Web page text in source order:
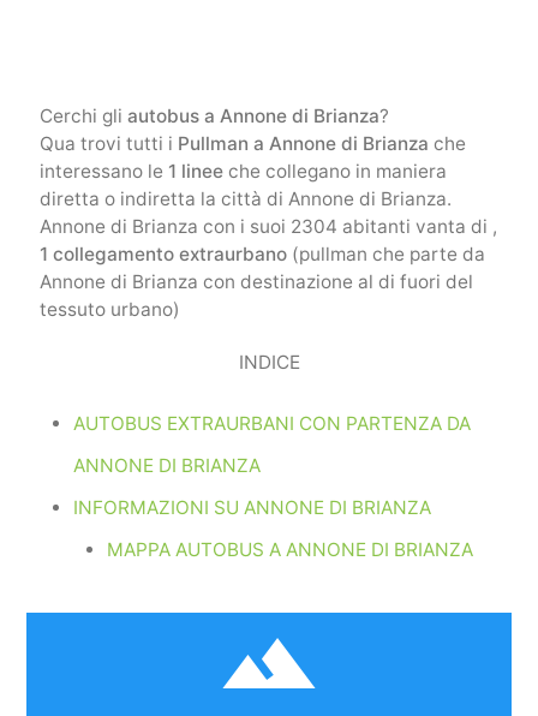
Cerchi gli autobus a Annone di Brianza?
Qua trovi tutti i Pullman a Annone di Brianza che
interessano le 1 lineeche collegano in maniera
diretta o indiretta la città di Annone di Brianza.
Annone di Brianza con i suoi 2304 abitanti vanta di ,
1 collegamento extraurbano(pullman che parte da
Annone di Brianza con destinazione al di fuori del
tessuto urbano)
INDICE
AUTOBUS EXTRAURBANI CON PARTENZA DA
ANNONE DI BRIANZA
INFORMAZIONI SU ANNONE DI BRIANZA
MAPPA AUTOBUS A ANNONE DI BRIANZA
filter_hdr